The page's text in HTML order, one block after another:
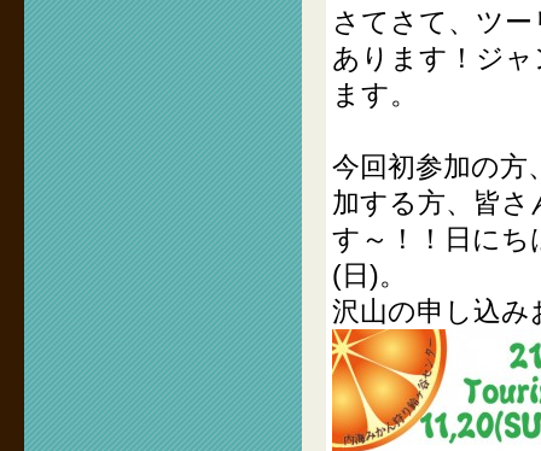
さてさて、ツ
あります！ジ
ます。
今回初参加の方
加する方、皆
す～！！日にち
(日)。
沢山の申し込